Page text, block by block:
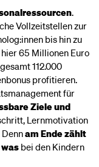
.
Vollzeitstellen zur
bis hin zu
65 Millionen Euro
112.000
profitieren.
für
Ziele und
Lernmotivation
am Ende zählt
was bei den Kindern